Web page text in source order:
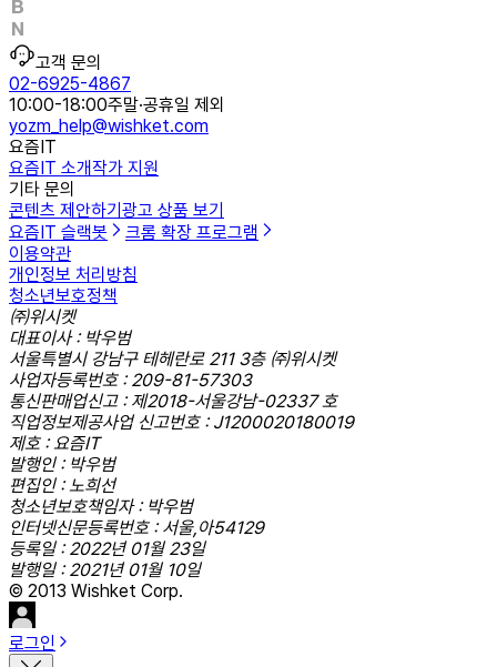
고객 문의
02-6925-4867
10:00-18:00주말·공휴일 제외
yozm_help@wishket.com
요즘IT
요즘IT 소개작가 지원
기타 문의
콘텐츠 제안하기 광고 상품 보기
요즘IT 슬랙봇
크롬 확장 프로그램
이용약관
개인정보 처리방침
청소년보호정책
㈜위시켓
대표이사 : 박우범
서울특별시 강남구 테헤란로 211 3층 ㈜위시켓
사업자등록번호 : 209-81-57303
통신판매업신고 : 제2018-서울강남-02337 호
직업정보제공사업 신고번호 : J1200020180019
제호 : 요즘IT
발행인 : 박우범
편집인 : 노희선
청소년보호책임자 : 박우범
인터넷신문등록번호 : 서울,아54129
등록일 : 2022년 01월 23일
발행일 : 2021년 01월 10일
© 2013 Wishket Corp.
로그인